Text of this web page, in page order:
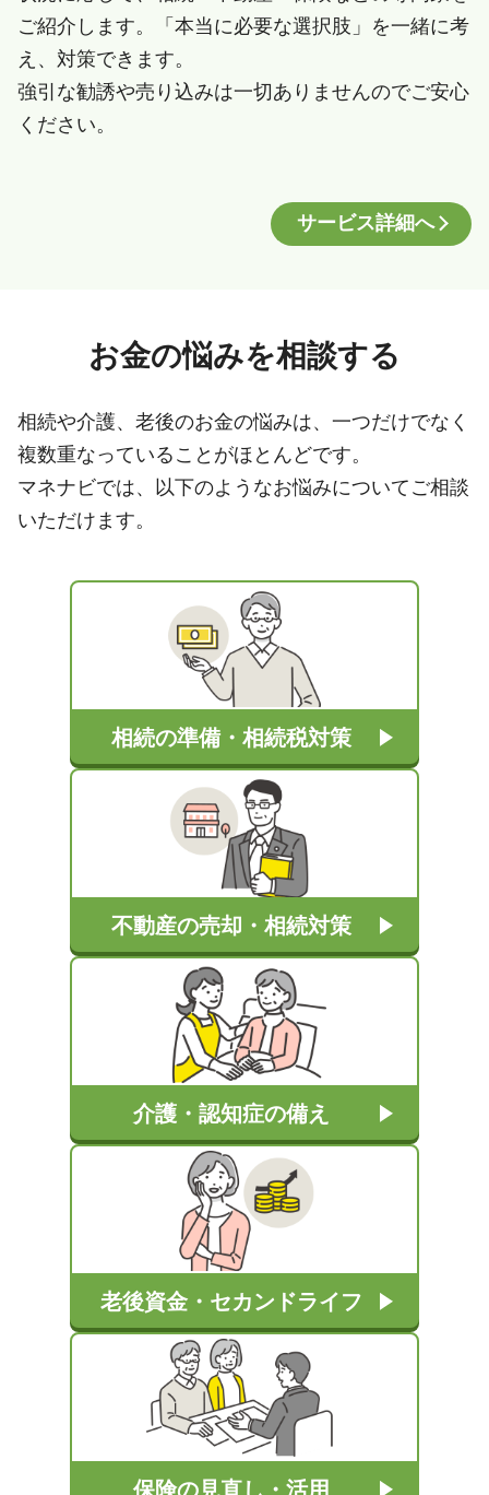
ご紹介します。「本当に必要な選択肢」を一緒に考
え、対策できます。
強引な勧誘や売り込みは一切ありませんのでご安心
ください。
サービス詳細へ
お金の悩みを相談する
相続や介護、老後のお金の悩みは、一つだけでなく
複数重なっていることがほとんどです。
マネナビでは、以下のようなお悩みについてご相談
いただけます。
相続の準備・相続税対策
不動産の売却・相続対策
介護・認知症の備え
老後資金・セカンドライフ
保険の見直し・活用